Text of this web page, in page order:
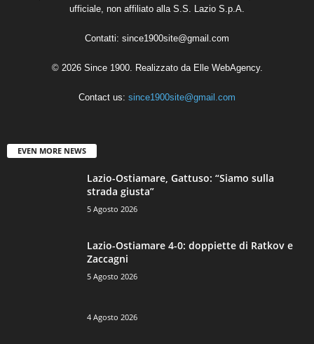
ufficiale, non affiliato alla S.S. Lazio S.p.A.
Contatti: since1900site@gmail.com
© 2026 Since 1900. Realizzato da Elle WebAgency.
Contact us: since1900site@gmail.com
EVEN MORE NEWS
Lazio-Ostiamare, Gattuso: “Siamo sulla
strada giusta”
5 Agosto 2026
Lazio-Ostiamare 4-0: doppiette di Ratkov e
Zaccagni
5 Agosto 2026
4 Agosto 2026